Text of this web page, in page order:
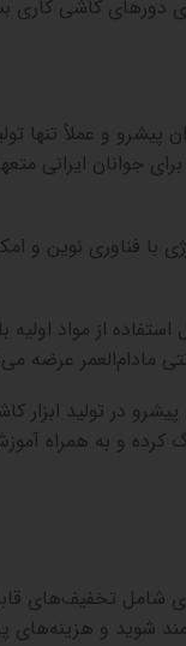
دورهای کاشی
پیشرو و عملاً تنها
جوانان ایرانی
با فناوری نوین و
از مواد اولیه
مادام‌العمر عرضه
پیشرو در تولید
کرده و به همراه
شامل تخفیف‌های
شوید و هزینه‌های